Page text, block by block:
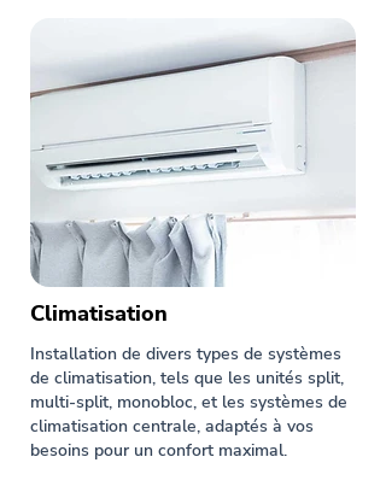
Climatisation
Installation de divers types de systèmes
de climatisation, tels que les unités split,
multi-split, monobloc, et les systèmes de
climatisation centrale, adaptés à vos
besoins pour un confort maximal.